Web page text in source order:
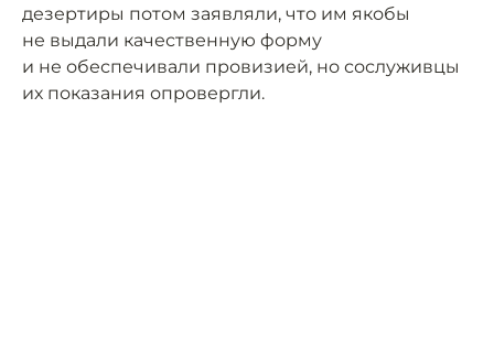
дезертиры потом заявляли, что им якобы
не выдали качественную форму
и не обеспечивали провизией, но сослуживцы
их показания опровергли.